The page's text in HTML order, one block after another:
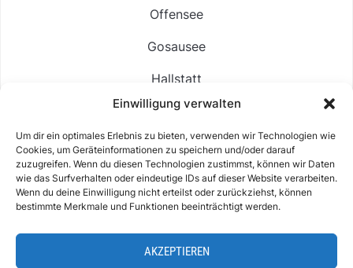
Einwilligung verwalten
Um dir ein optimales Erlebnis zu bieten, verwenden wir Technologien wie
Cookies, um Geräteinformationen zu speichern und/oder darauf
zuzugreifen. Wenn du diesen Technologien zustimmst, können wir Daten
wie das Surfverhalten oder eindeutige IDs auf dieser Website verarbeiten.
Wenn du deine Einwilligung nicht erteilst oder zurückziehst, können
bestimmte Merkmale und Funktionen beeinträchtigt werden.
AKZEPTIEREN
Offensee
Gosausee
Hallstatt
Langbathsee
Altausseer See
Hintersee
IMPRESSUM & KONTAKT